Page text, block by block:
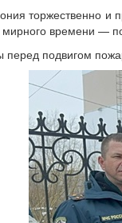
торжественно и
мирного времени —
подвигом